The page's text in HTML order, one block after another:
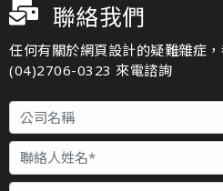
聯絡我們
任何有關於網頁設計的疑難雜症
(04)2706-0323 來電諮詢